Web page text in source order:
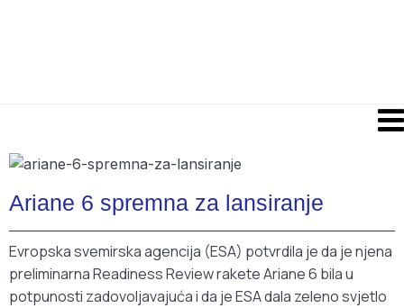
Ariane 6 spremna za lansiranje
Evropska svemirska agencija (ESA) potvrdila je da je njena
preliminarna Readiness Review rakete Ariane 6 bila u
potpunosti zadovoljavajuća i da je ESA dala zeleno svjetlo